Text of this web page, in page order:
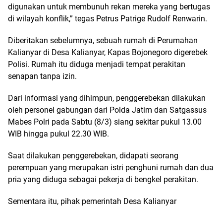
digunakan untuk membunuh rekan mereka yang bertugas
di wilayah konflik,” tegas Petrus Patrige Rudolf Renwarin.
Diberitakan sebelumnya, sebuah rumah di Perumahan
Kalianyar di Desa Kalianyar, Kapas Bojonegoro digerebek
Polisi. Rumah itu diduga menjadi tempat perakitan
senapan tanpa izin.
Dari informasi yang dihimpun, penggerebekan dilakukan
oleh personel gabungan dari Polda Jatim dan Satgassus
Mabes Polri pada Sabtu (8/3) siang sekitar pukul 13.00
WIB hingga pukul 22.30 WIB.
Saat dilakukan penggerebekan, didapati seorang
perempuan yang merupakan istri penghuni rumah dan dua
pria yang diduga sebagai pekerja di bengkel perakitan.
Sementara itu, pihak pemerintah Desa Kalianyar